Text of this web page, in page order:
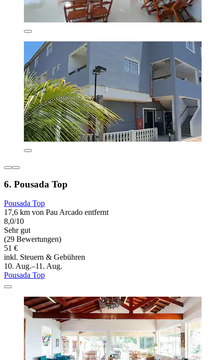
6. Pousada Top
Pousada Top
17,6 km von Pau Arcado entfernt
8,0/10
Sehr gut
(29 Bewertungen)
51 €
inkl. Steuern & Gebühren
10. Aug.–11. Aug.
Pousada Top